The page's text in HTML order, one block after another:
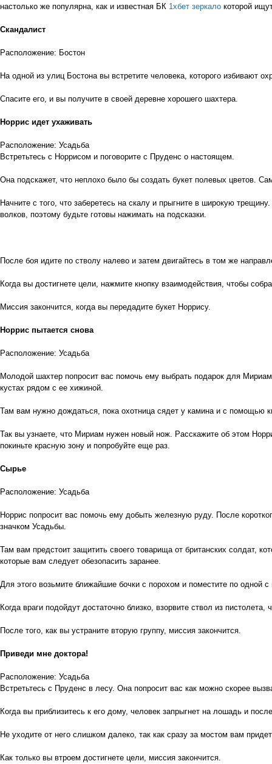
настолько же популярна, как и известная БК 1хбет зеркало которой
Скандалист
Расположение: Бостон
На одной из улиц Бостона вы встретите человека, которого избивают
Спасите его, и вы получите в своей деревне хорошего шахтера.
Норрис идет ухаживать
Расположение: Усадьба
Встретьтесь с Норрисом и поговорите с Пруденс о настоящем.
Она подскажет, что неплохо было бы создать букет полевых цветов.
Начните с того, что заберетесь на скалу и прыгните в широкую
волков, поэтому будьте готовы нажимать на подсказки.
После боя идите по стволу налево и затем двигайтесь в том же
Когда вы достигнете цели, нажмите кнопку взаимодействия, чтобы
Миссия закончится, когда вы передадите букет Норрису.
Норрис пытается снова
Расположение: Усадьба
Молодой шахтер попросит вас помочь ему выбрать подарок для
кустах рядом с ее хижиной.
Там вам нужно дождаться, пока охотница сядет у камина и с помощью
Так вы узнаете, что Мириам нужен новый нож. Расскажите об этом
покиньте красную зону и попробуйте еще раз.
Сырье
Расположение: Усадьба
Норрис попросит вас помочь ему добыть железную руду. После
значком Усадьбы.
Там вам предстоит защитить своего товарища от британских солдат,
которые вам следует обезопасить заранее.
Для этого возьмите ближайшие бочки с порохом и поместите по одной
Когда враги подойдут достаточно близко, взорвите ствол из пистолета,
После того, как вы устраните вторую группу, миссия закончится.
Приведи мне доктора!
Расположение: Усадьба
Встретьтесь с Пруденс в лесу. Она попросит вас как можно скорее
Когда вы приблизитесь к его дому, человек запрыгнет на лошадь и
Не уходите от него слишком далеко, так как сразу за мостом вам
Как только вы втроем достигнете цели, миссия закончится.